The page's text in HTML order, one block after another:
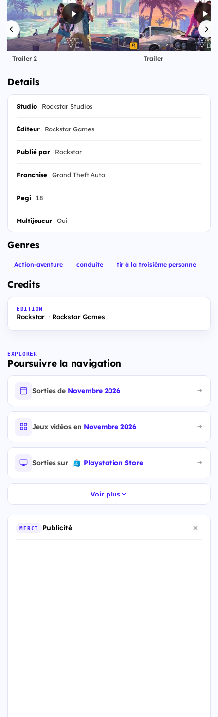
Trailer 2 Trailer
Details
Studio Rockstar Studios
Éditeur Rockstar Games
Publié par Rockstar
Franchise Grand Theft Auto
Pegi 18
Multijoueur Oui
Genres
Action-aventure conduite tir à la troisième personne
Credits
ÉDITION
Rockstar Rockstar Games
EXPLORER
Poursuivre la navigation
Sorties de Novembre 2026
Jeux vidéos en Novembre 2026
Sorties sur Playstation Store
Voir plus
MERCI Publicité